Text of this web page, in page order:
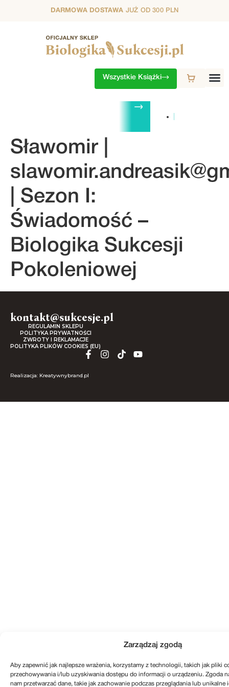
Zarządzaj zgodą
Aby zapewnić jak najlepsze wrażenia, korzystamy z technologii, takich jak pliki
przechowywania i/lub uzyskiwania dostępu do informacji o urządzeniu. Zgoda
nam przetwarzać dane, takie jak zachowanie podczas przeglądania lub unikalne
DARMOWA DOSTAWA JUŻ OD 300 PLN
Wszystkie Książki
4. SEZON
Sławomir |
| Sezon I:
Świadomość –
Biologika Sukcesji
Pokoleniowej
kontakt@sukcesje.pl
REGULAMIN SKLEPU
POLITYKA PRYWATNOŚCI
ZWROTY I REKLAMACJE
POLITYKA PLIKÓW COOKIES (EU)
Realizacja: Kreatywnybrand.pl